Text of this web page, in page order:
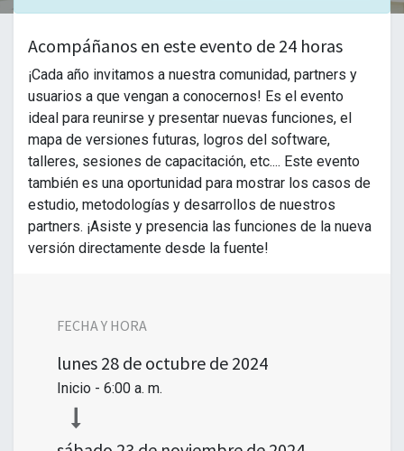
Acompáñanos en este evento de 24 horas
¡Cada año invitamos a nuestra comunidad, partners y
usuarios a que vengan a conocernos! Es el evento
ideal para reunirse y presentar nuevas funciones, el
mapa de versiones futuras, logros del software,
talleres, sesiones de capacitación, etc.... Este evento
también es una oportunidad para mostrar los casos de
estudio, metodologías y desarrollos de nuestros
partners. ¡Asiste y presencia las funciones de la nueva
versión directamente desde la fuente!
FECHA Y HORA
lunes 28 de octubre de 2024
Inicio - 6:00 a. m.